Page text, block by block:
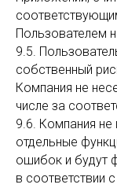
Пользователем
9.5.
собственный
Компания не
числе за
9.6. Компания не
отдельные
ошибок и будут
в соответствии